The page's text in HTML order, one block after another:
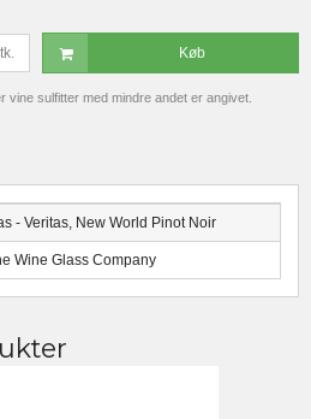
Køb
sulfitter med mindre andet er angivet.
- Veritas, New World Pinot Noir
Wine Glass Company